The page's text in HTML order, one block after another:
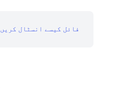
XAPK / APK فائل کیسے انسٹال کریں